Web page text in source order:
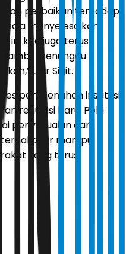
perbaikan terhadap
saja menyelesaikan
ini kita juga terus
menunggu
ujar Sigit.
pembenahan institusi
regulasi baru. Polri
penyesuaian dan
agar mampu
yang terus